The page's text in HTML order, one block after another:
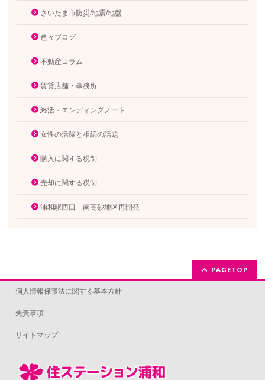
さいたま市防災/地震/地盤
色々ブログ
不動産コラム
賃貸店舗・事務所
終活・エンディングノート
女性の活躍と相続の話題
購入に関する税制
売却に関する税制
浦和駅西口 南高砂地区再開発
PAGETOP
個人情報保護法に関する基本方針
免責事項
サイトマップ